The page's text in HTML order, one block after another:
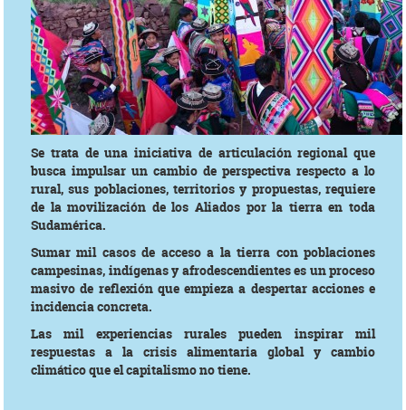
Se trata de una iniciativa de articulación regional que
busca impulsar un cambio de perspectiva respecto a lo
rural, sus poblaciones, territorios y propuestas, requiere
de la movilización de los Aliados por la tierra en toda
Sudamérica.
Sumar mil casos de acceso a la tierra con poblaciones
campesinas, indígenas y afrodescendientes es un proceso
masivo de reflexión que empieza a despertar acciones e
incidencia concreta.
Las mil experiencias rurales pueden inspirar mil
respuestas a la crisis alimentaria global y cambio
climático que el capitalismo no tiene.